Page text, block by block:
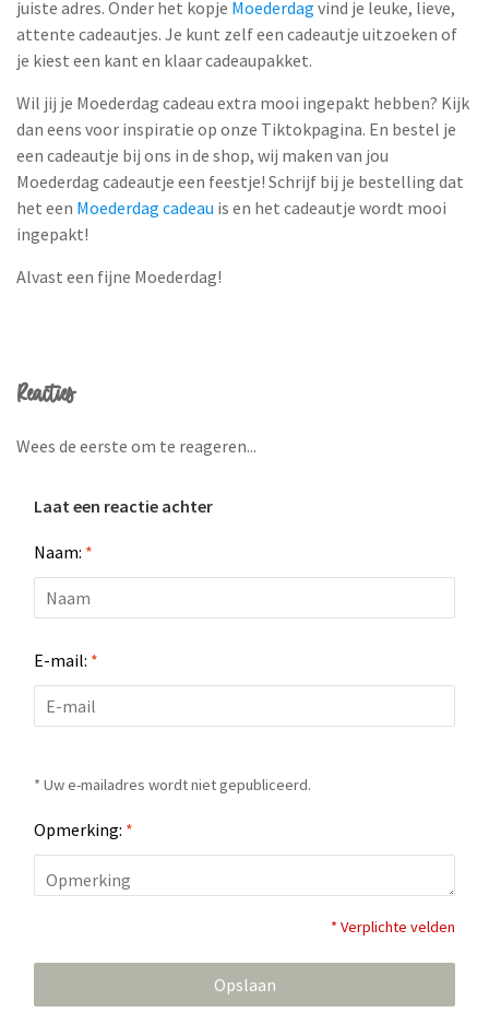
juiste adres. Onder het kopje Moederdag vind je leuke, lieve,
attente cadeautjes. Je kunt zelf een cadeautje uitzoeken of
je kiest een kant en klaar cadeaupakket.
Wil jij je Moederdag cadeau extra mooi ingepakt hebben? Kijk
dan eens voor inspiratie op onze Tiktokpagina. En bestel je
een cadeautje bij ons in de shop, wij maken van jou
Moederdag cadeautje een feestje! Schrijf bij je bestelling dat
het een Moederdag cadeau is en het cadeautje wordt mooi
ingepakt!
Alvast een fijne Moederdag!
Reacties
Wees de eerste om te reageren...
Laat een reactie achter
Naam: *
E-mail: *
* Uw e-mailadres wordt niet gepubliceerd.
Opmerking: *
* Verplichte velden
Opslaan